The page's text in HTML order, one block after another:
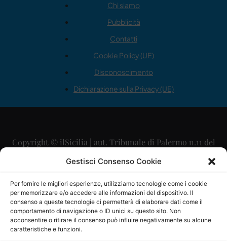
Gestisci Consenso Cookie
Per fornire le migliori esperienze, utilizziamo tecnologie come i cookie
per memorizzare e/o accedere alle informazioni del dispositivo. Il
consenso a queste tecnologie ci permetterà di elaborare dati come il
comportamento di navigazione o ID unici su questo sito. Non
acconsentire o ritirare il consenso può influire negativamente su alcune
caratteristiche e funzioni.
Chi siamo
Pubblicità
Contatti
Cookie Policy (UE)
Disconoscimento
Dichiarazione sulla Privacy (UE)
Copyright © ilSicilia | aut. Tribunale di Palermo n.11 del
29/09/2015
Direttore Editoriale: Maurizio Scaglione
Direttore Responsabile: Maria Calabrese